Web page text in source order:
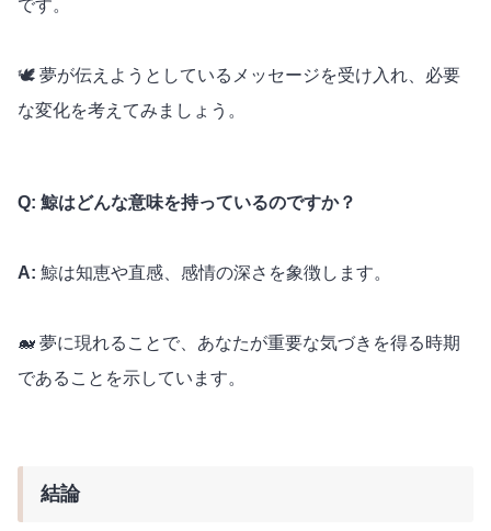
です。
🕊️ 夢が伝えようとしているメッセージを受け入れ、必要
な変化を考えてみましょう。
Q: 鯨はどんな意味を持っているのですか？
A: 鯨は知恵や直感、感情の深さを象徴します。
🐋 夢に現れることで、あなたが重要な気づきを得る時期
であることを示しています。
結論